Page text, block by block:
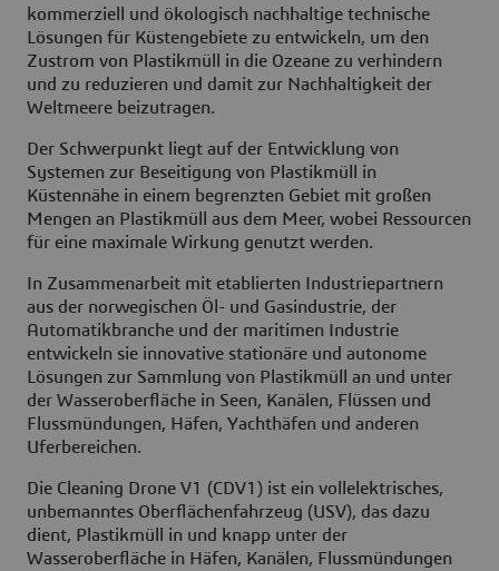
kommerziell und ökologisch nachhaltige technische
Lösungen für Küstengebiete zu entwickeln, um den
Zustrom von Plastikmüll in die Ozeane zu verhindern
und zu reduzieren und damit zur Nachhaltigkeit der
Weltmeere beizutragen.
Der Schwerpunkt liegt auf der Entwicklung von
Systemen zur Beseitigung von Plastikmüll in
Küstennähe in einem begrenzten Gebiet mit großen
Mengen an Plastikmüll aus dem Meer, wobei Ressourcen
für eine maximale Wirkung genutzt werden.
In Zusammenarbeit mit etablierten Industriepartnern
aus der norwegischen Öl- und Gasindustrie, der
Automatikbranche und der maritimen Industrie
entwickeln sie innovative stationäre und autonome
Lösungen zur Sammlung von Plastikmüll an und unter
der Wasseroberfläche in Seen, Kanälen, Flüssen und
Flussmündungen, Häfen, Yachthäfen und anderen
Uferbereichen.
Die Cleaning Drone V1 (CDV1) ist ein vollelektrisches,
unbemanntes Oberflächenfahrzeug (USV), das dazu
dient, Plastikmüll in und knapp unter der
Wasseroberfläche in Häfen, Kanälen, Flussmündungen